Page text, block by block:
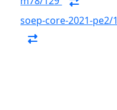
soep-core-2021-pe2/